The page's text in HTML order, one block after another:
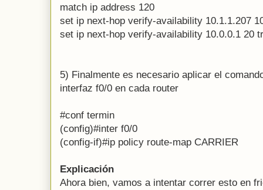
match ip address 120
set ip next-hop verify-availability 10.1.1.207
set ip next-hop verify-availability 10.0.0.1 20
5) Finalmente es necesario aplicar el
interfaz f0/0 en cada router
#conf termin
(config)#inter f0/0
(config-if)#ip policy route-map CARRIER
Explicación
Ahora bien, vamos a intentar correr esto en